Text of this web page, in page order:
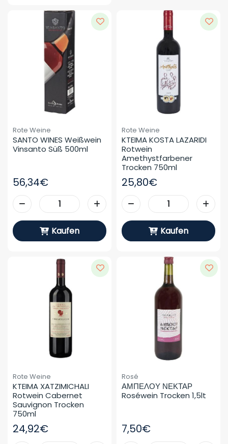
Rote Weine
SANTO WINES Weißwein
Vinsanto Süß 500ml
56,34€
Kaufen
Rote Weine
KTEIMA KOSTA LAZARIDI
Rotwein
Amethystfarbener
Trocken 750ml
25,80€
Kaufen
Rote Weine
KTEIMA XATZIMICHALI
Rotwein Cabernet
Sauvignon Trocken
750ml
24,92€
Rosé
ΑΜΠΕΛΟΥ ΝΕΚΤΑΡ
Roséwein Trocken 1,5lt
7,50€